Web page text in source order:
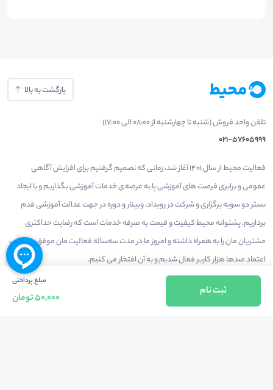
مبلغ پرداختی
50,000 تومان
ثبت نام
بازگشت به بالا
تلفن واحد فروش (شنبه تا چهارشنبه از 08:00 الی 17:00)
021-57605999
فعالیت محیط از سال 1401 آغاز شد، زمانی که تصمیم گرفتیم برای افزایش آگاهی
عمومی و برابری فرصت های آموزشی پا به عرصه ی خدمات آموزشی بگذاریم و با ایجاد
بستر دو سویه برگزاری و شرکت در رویداد، وبینار و دوره در جهت عدالت آموزشی قدم
برداریم. پشتوانه محیط کیفیت و قیمت به صرفه خدمات است که رضایت حداکثری
مشتریان مان را به همراه داشته و امروز ما در مدت سه‌ساله فعالیت مان موفق به کسب
اعتماد صدها هزار کاربر فعال شدیم و به آن افتخار می‌ کنیم.